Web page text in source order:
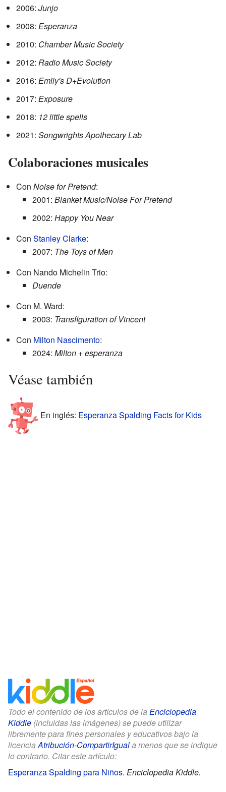
2006: Junjo
2008: Esperanza
2010: Chamber Music Society
2012: Radio Music Society
2016: Emily's D+Evolution
2017: Exposure
2018: 12 little spells
2021: Songwrights Apothecary Lab
Colaboraciones musicales
Con Noise for Pretend:
2001: Blanket Music/Noise For Pretend
2002: Happy You Near
Con Stanley Clarke:
2007: The Toys of Men
Con Nando Michelin Trio:
Duende
Con M. Ward:
2003: Transfiguration of Vincent
Con Milton Nascimento:
2024: Milton + esperanza
Véase también
En inglés: Esperanza Spalding Facts for Kids
Todo el contenido de los artículos de la Enciclopedia
Kiddle (incluidas las imágenes) se puede utilizar
libremente para fines personales y educativos bajo la
licenciaAtribución-CompartirIguala menos que se indique
lo contrario. Citar este artículo:
Esperanza Spalding para Niños. Enciclopedia Kiddle.